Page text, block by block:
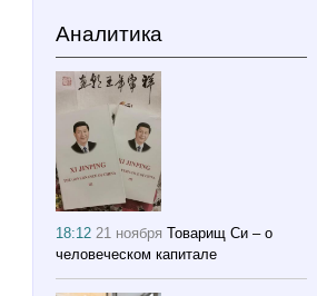
Аналитика
18:1221 ноября Товарищ Си – о
человеческом капитале